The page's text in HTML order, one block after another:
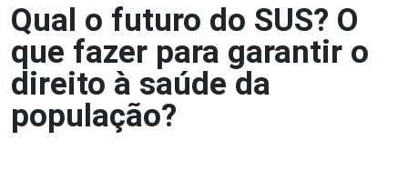
Qual o futuro do SUS? O
que fazer para garantir o
direito à saúde da
população?